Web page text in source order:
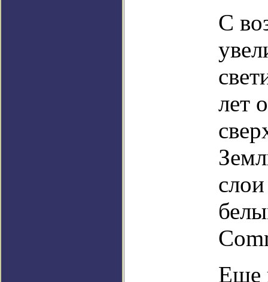
С
лет
Еще